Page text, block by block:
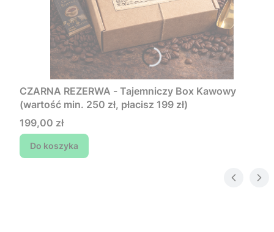
CZARNA REZERWA - Tajemniczy Box Kawowy
(wartość min. 250 zł, płacisz 199 zł)
Cena
199,00 zł
Do koszyka